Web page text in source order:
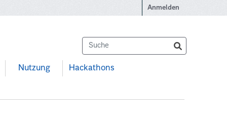
Anmelden
Nutzung Hackathons